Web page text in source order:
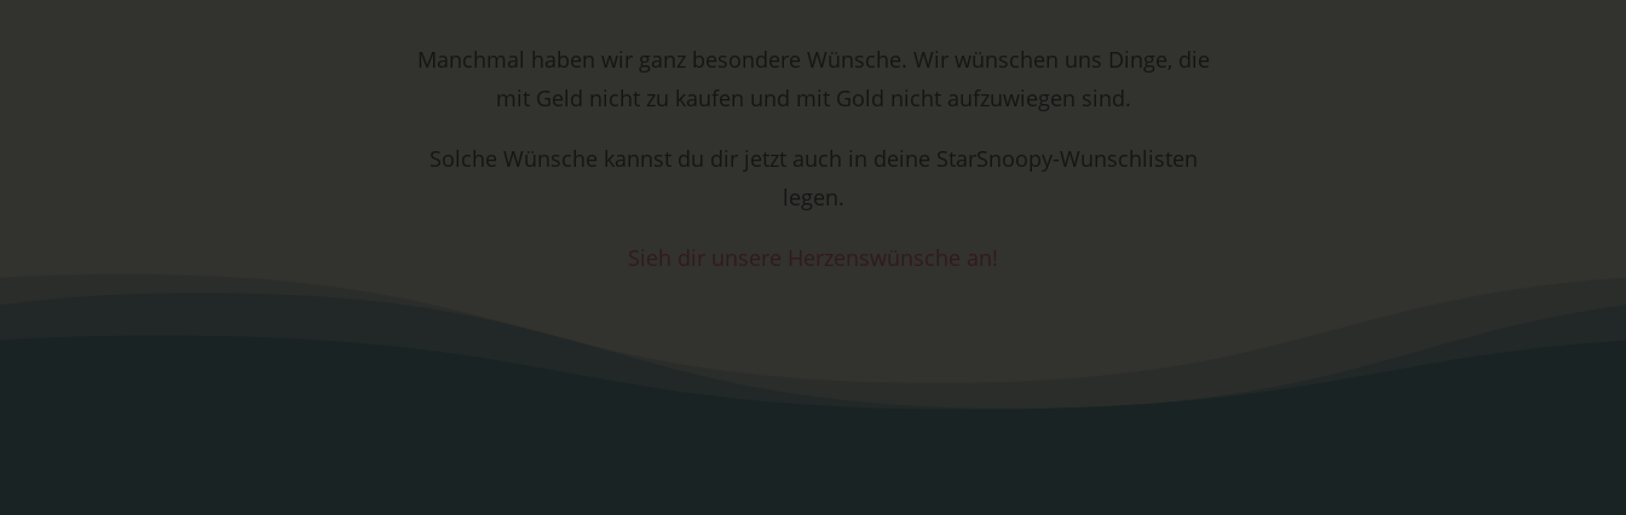
Manchmal haben wir ganz besondere Wünsche. Wir wünschen uns Dinge, die
mit Geld nicht zu kaufen und mit Gold nicht aufzuwiegen sind.
Solche Wünsche kannst du dir jetzt auch in deine StarSnoopy-Wunschlisten
legen.
Sieh dir unsere Herzenswünsche an!